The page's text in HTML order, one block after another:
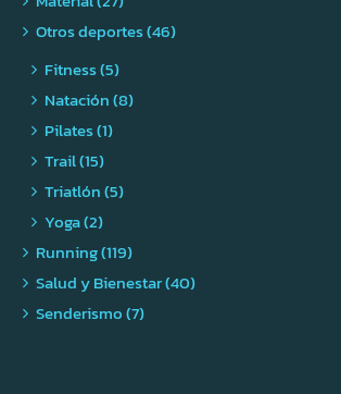
Otros deportes (46)
Fitness (5)
Natación (8)
Pilates (1)
Trail (15)
Triatlón (5)
Yoga (2)
Running (119)
Salud y Bienestar (40)
Senderismo (7)